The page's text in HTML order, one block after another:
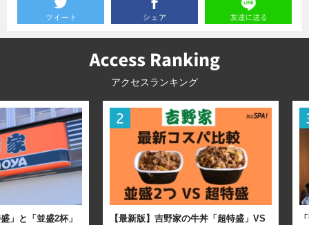
アクセスランキング
」と「並盛2杯」
【最新版】吉野家の牛丼「超特盛」VS